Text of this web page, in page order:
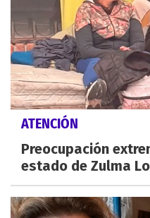
ATENCIÓN
Preocupación
estado de Zulma